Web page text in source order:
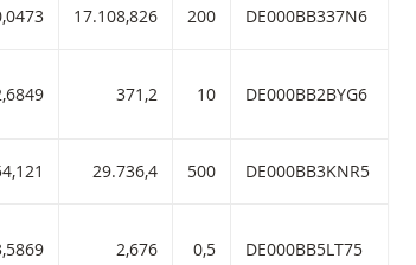
17.108,826 200 DE000BB337N6
ISIN code:
371,2 10 DE000BB2BYG6
code:
29.736,4 500 DE000BB3KNR5
met ISIN code:
2,676 0,5 DE000BB5LT75